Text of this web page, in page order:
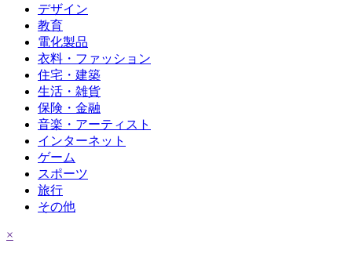
デザイン
教育
電化製品
衣料・ファッション
住宅・建築
生活・雑貨
保険・金融
音楽・アーティスト
インターネット
ゲーム
スポーツ
旅行
その他
×